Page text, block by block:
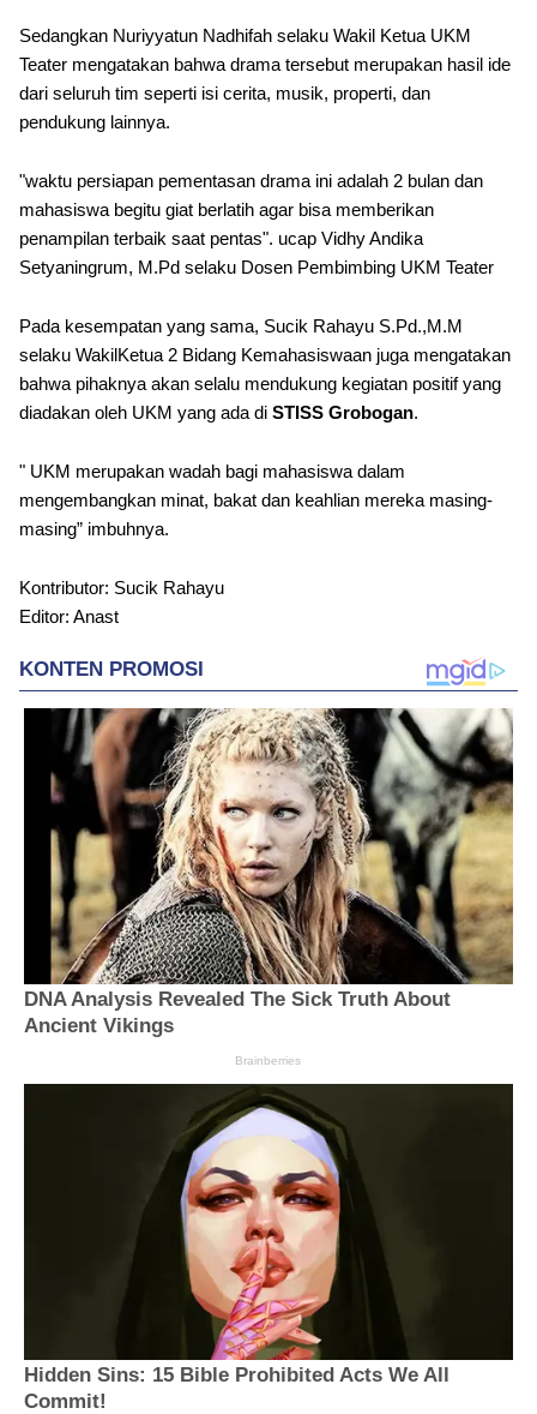
Sedangkan Nuriyyatun Nadhifah selaku Wakil Ketua UKM
Teater mengatakan bahwa drama tersebut merupakan hasil ide
dari seluruh tim seperti isi cerita, musik, properti, dan
pendukung lainnya.
"waktu persiapan pementasan drama ini adalah 2 bulan dan
mahasiswa begitu giat berlatih agar bisa memberikan
penampilan terbaik saat pentas". ucap Vidhy Andika
Setyaningrum, M.Pd selaku Dosen Pembimbing UKM Teater
Pada kesempatan yang sama, Sucik Rahayu S.Pd.,M.M
selaku WakilKetua 2 Bidang Kemahasiswaan juga mengatakan
bahwa pihaknya akan selalu mendukung kegiatan positif yang
diadakan oleh UKM yang ada di STISS Grobogan.
" UKM merupakan wadah bagi mahasiswa dalam
mengembangkan minat, bakat dan keahlian mereka masing-
masing” imbuhnya.
Kontributor: Sucik Rahayu
Editor: Anast